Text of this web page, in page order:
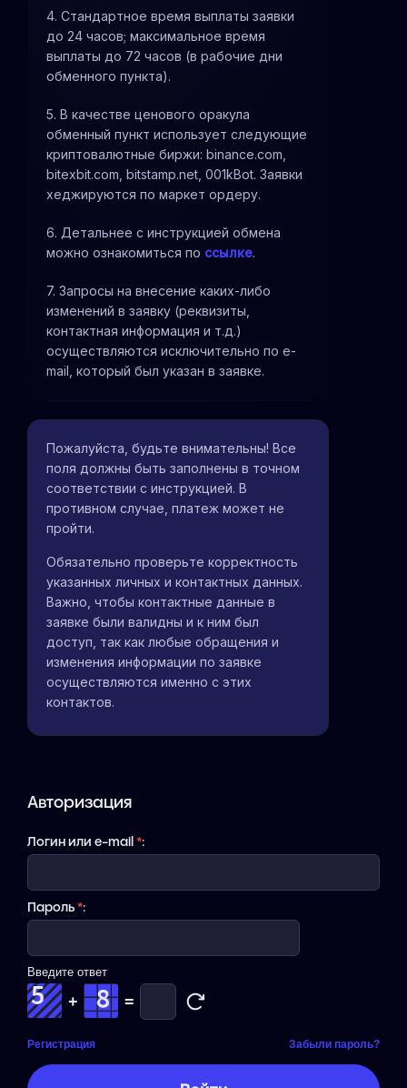
4. Стандартное время выплаты заявки
до 24 часов; максимальное время
выплаты до 72 часов (в рабочие дни
обменного пункта).
5. В качестве ценового оракула
обменный пункт использует следующие
криптовалютные биржи: binance.com,
bitexbit.com, bitstamp.net, 001kBot. Заявки
хеджируются по маркет ордеру.
6. Детальнее с инструкцией обмена
можно ознакомиться по ссылке.
7. Запросы на внесение каких-либо
изменений в заявку (реквизиты,
контактная информация и т.д.)
осуществляются исключительно по e-
mail, который был указан в заявке.
Пожалуйста, будьте внимательны! Все
поля должны быть заполнены в точном
соответствии с инструкцией. В
противном случае, платеж может не
пройти.
Обязательно проверьте корректность
указанных личных и контактных данных.
Важно, чтобы контактные данные в
заявке были валидны и к ним был
доступ, так как любые обращения и
изменения информации по заявке
осуществляются именно с этих
контактов.
Авторизация
Логин или e-mail *:
Пароль *:
Введите ответ
+ =
Регистрация Забыли пароль?